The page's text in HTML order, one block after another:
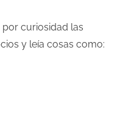
curiosidad las
y leía cosas como: